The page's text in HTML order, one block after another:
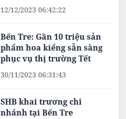
12/12/2023 06:42:22
Bến Tre: Gần 10 triệu sản
phẩm hoa kiểng sẵn sàng
phục vụ thị trường Tết
30/11/2023 06:31:43
SHB khai trương chi
nhánh tại Bến Tre